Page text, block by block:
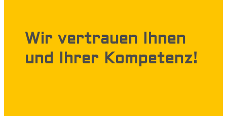
Wir vertrauen Ihnen
und Ihrer Kompetenz!